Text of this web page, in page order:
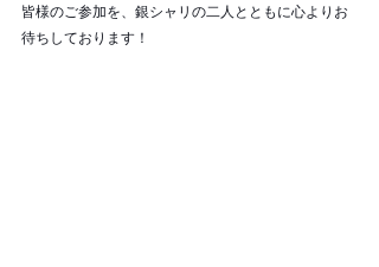
皆様のご参加を、銀シャリの二人とともに心よりお
待ちしております！